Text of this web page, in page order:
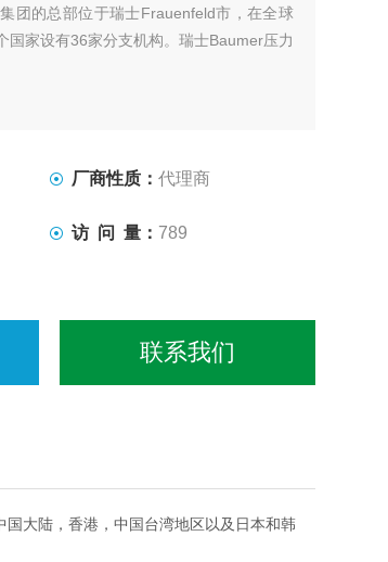
团的总部位于瑞士Frauenfeld市，在全球
国家设有36家分支机构。瑞士Baumer压力
厂商性质： 代理商
访 问 量： 789
联系我们
大陆，香港，中国台湾地区以及日本和韩